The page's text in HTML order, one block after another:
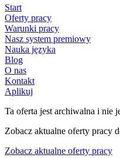
Start
Oferty pracy
Warunki pracy
Nasz system premiowy
Nauka języka
Blog
O nas
Kontakt
Aplikuj
Ta oferta jest archiwalna i nie
Zobacz aktualne oferty pracy
Zobacz aktualne oferty pracy